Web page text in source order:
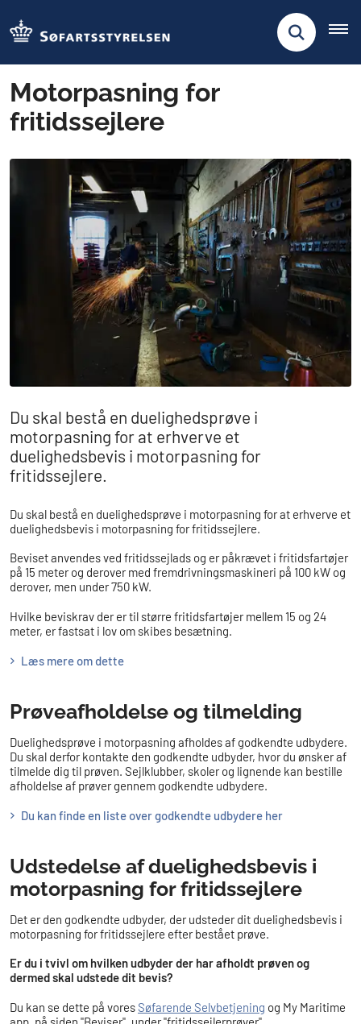
Motorpasning for
fritidssejlere
Du skal bestå en duelighedsprøve i
motorpasning for at erhverve et
duelighedsbevis i motorpasning for
fritidssejlere.
Du skal bestå en duelighedsprøve i motorpasning for at erhverve et
duelighedsbevis i motorpasning for fritidssejlere.
Beviset anvendes ved fritidssejlads og er påkrævet i fritidsfartøjer
på 15 meter og derover med fremdrivningsmaskineri på 100 kW og
derover, men under 750 kW.
Hvilke beviskrav der er til større fritidsfartøjer mellem 15 og 24
meter, er fastsat i lov om skibes besætning.
Læs mere om dette
Prøveafholdelse og tilmelding
Duelighedsprøve i motorpasning afholdes af godkendte udbydere.
Du skal derfor kontakte den godkendte udbyder, hvor du ønsker af
tilmelde dig til prøven. Sejlklubber, skoler og lignende kan bestille
afholdelse af prøver gennem godkendte udbydere.
Du kan finde en liste over godkendte udbydere her​
​​Udstedelse afduelighedsbevis i
motorpasning for fritidssejlere
Det er den godkendte udbyder, der udsteder dit duelighedsbevis i
motorpasning for fritidssejlere efter bestået prøve.
Er du i tvivl om hvilken udbyder der har afholdt prøven og
dermed skal udstede dit bevis?
Du kan se dette på voresSøfarende Selvbetjening og My Maritime